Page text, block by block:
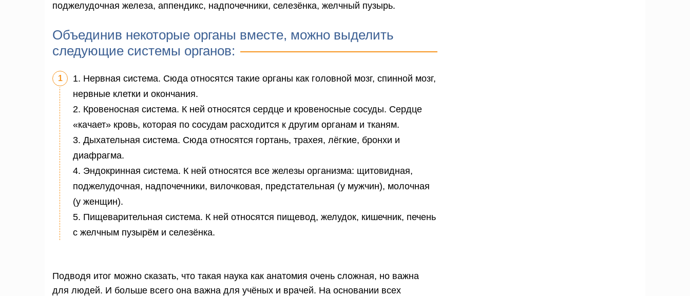
поджелудочная железа, аппендикс, надпочечники, селезёнка, желчный пузырь.
Объединив некоторые органы вместе, можно выделить
следующие системы органов:
1. Нервная система. Сюда относятся такие органы как головной мозг, спинной мозг,
нервные клетки и окончания.
2. Кровеносная система. К ней относятся сердце и кровеносные сосуды. Сердце
«качает» кровь, которая по сосудам расходится к другим органам и тканям.
3. Дыхательная система. Сюда относятся гортань, трахея, лёгкие, бронхи и
диафрагма.
4. Эндокринная система. К ней относятся все железы организма: щитовидная,
поджелудочная, надпочечники, вилочковая, предстательная (у мужчин), молочная
(у женщин).
5. Пищеварительная система. К ней относятся пищевод, желудок, кишечник, печень
с желчным пузырём и селезёнка.
Подводя итог можно сказать, что такая наука как анатомия очень сложная, но важна
для людей. И больше всего она важна для учёных и врачей. На основании всех